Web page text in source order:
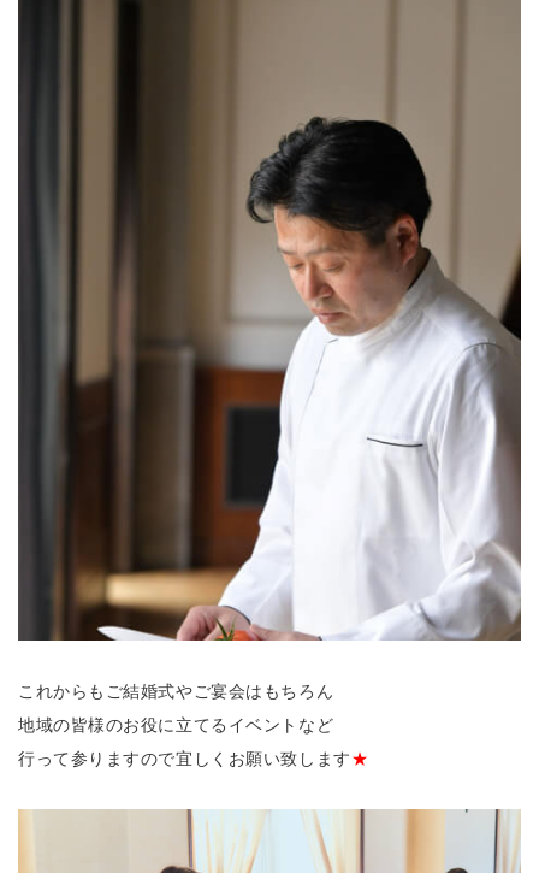
これからもご結婚式やご宴会はもちろん
地域の皆様のお役に立てるイベントなど
行って参りますので宜しくお願い致します★